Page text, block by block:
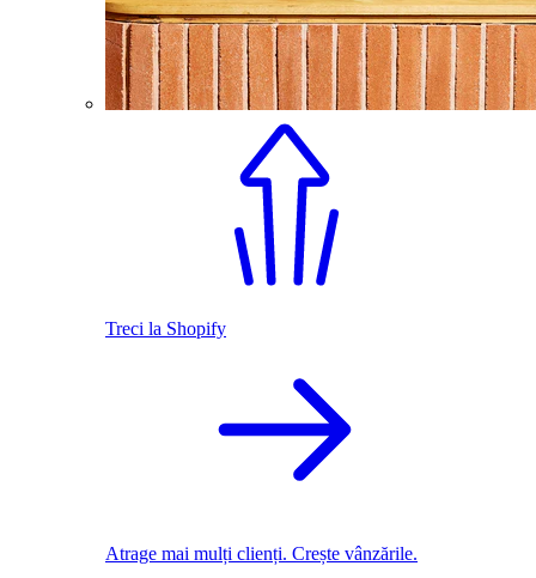
Treci la Shopify
Atrage mai mulți clienți. Crește vânzările.